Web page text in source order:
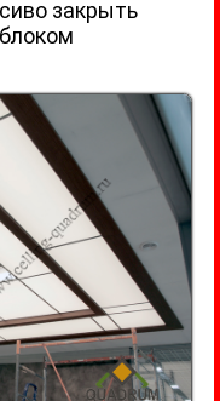
закрыть